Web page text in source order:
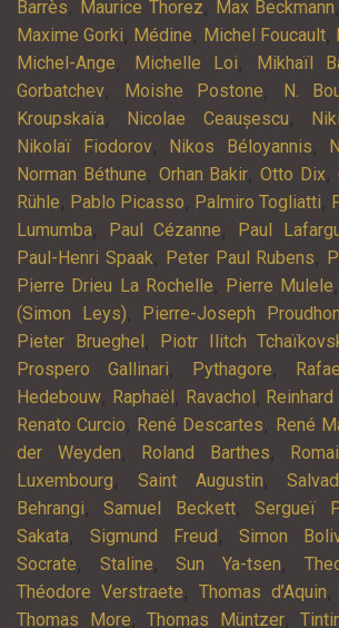
Barrès, Maurice Thorez, Max Beckmann,
Maxime Gorki, Médine, Michel Foucault,
Michel-Ange, Michelle Loi, Mikhaïl
Gorbatchev, Moishe Postone, N.
Kroupskaïa, Nicolae Ceaușescu,
Nikolaï Fiodorov, Nikos Béloyannis,
Norman Béthune, Orhan Bakir, Otto Dix,
Rühle, Pablo Picasso, Palmiro Togliatti,
Lumumba, Paul Cézanne, Paul
Paul-Henri Spaak, Peter Paul Rubens,
Pierre Drieu La Rochelle, Pierre Mulele,
(Simon Leys), Pierre-Joseph Proudhon
Pieter Brueghel , Piotr Ilitch
Prospero Gallinari, Pythagore,
Hedebouw, Raphaël , Ravachol , Reinhard
Renato Curcio, René Descartes, René
der Weyden, Roland Barthes,
Luxembourg, Saint Augustin,
Behrangi,Samuel Beckett,Sergueï
Sakata, Sigmund Freud , Simon
Socrate, Staline,Sun Ya-tsen,
Théodore Verstraete, Thomas d’Aquin,
Thomas More, Thomas Müntzer,